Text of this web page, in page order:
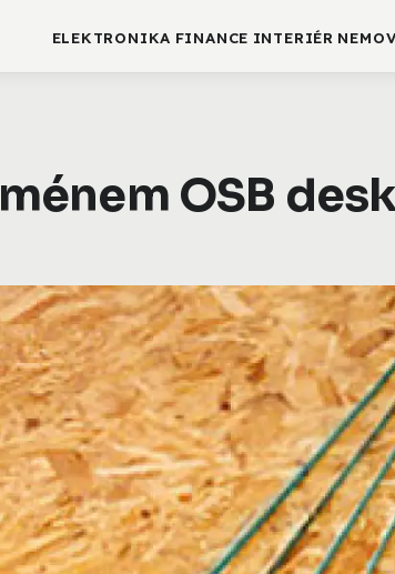
ELEKTRONIKA FINANCE INTERIÉR
OSB